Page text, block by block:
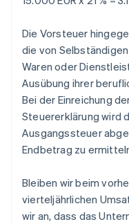
Die Vorsteuer
die von
Waren oder
Ausübung ihrer
Bei der Einreichung
Steuererklärung wird
Ausgangssteuer
Endbetrag zu
Bleiben wir beim
vierteljährlichen
wir an, dass das